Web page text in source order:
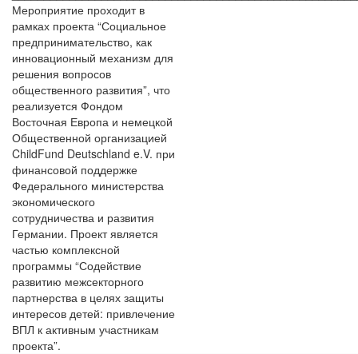
Мероприятие проходит в
рамках проекта “Социальное
предпринимательство, как
инновационный механизм для
решения вопросов
общественного развития”, что
реализуется Фондом
Восточная Европа и немецкой
Общественной организацией
ChildFund Deutschland e.V. при
финансовой поддержке
Федерального министерства
экономического
сотрудничества и развития
Германии. Проект является
частью комплексной
программы “Содействие
развитию межсекторного
партнерства в целях защиты
интересов детей: привлечение
ВПЛ к активным участникам
проекта”.